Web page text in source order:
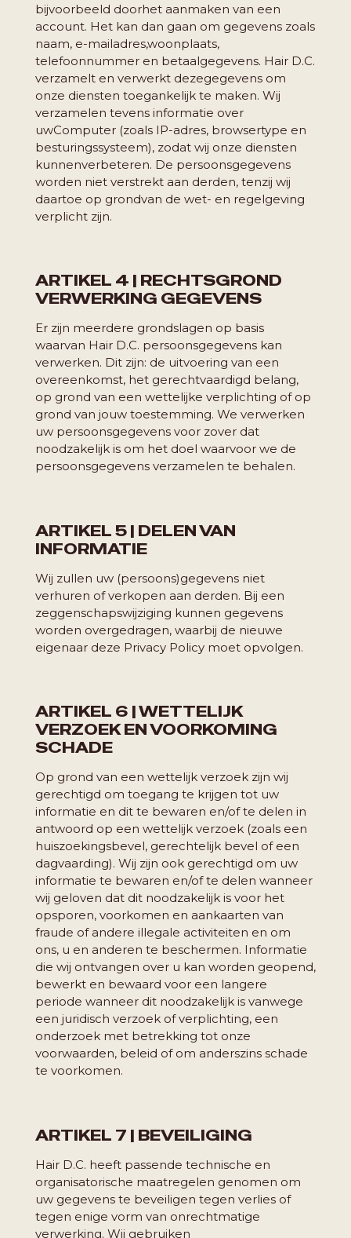
bijvoorbeeld doorhet aanmaken van een
account. Het kan dan gaan om gegevens zoals
naam, e-mailadres,woonplaats,
telefoonnummer en betaalgegevens. Hair D.C.
verzamelt en verwerkt dezegegevens om
onze diensten toegankelijk te maken. Wij
verzamelen tevens informatie over
uwComputer (zoals IP-adres, browsertype en
besturingssysteem), zodat wij onze diensten
kunnenverbeteren. De persoonsgegevens
worden niet verstrekt aan derden, tenzij wij
daartoe op grondvan de wet- en regelgeving
verplicht zijn.
ARTIKEL 4 | RECHTSGROND
VERWERKING GEGEVENS
Er zijn meerdere grondslagen op basis
waarvan Hair D.C. persoonsgegevens kan
verwerken. Dit zijn: de uitvoering van een
overeenkomst, het gerechtvaardigd belang,
op grond van een wettelijke verplichting of op
grond van jouw toestemming. We verwerken
uw persoonsgegevens voor zover dat
noodzakelijk is om het doel waarvoor we de
persoonsgegevens verzamelen te behalen.
ARTIKEL 5 | DELEN VAN
INFORMATIE
Wij zullen uw (persoons)gegevens niet
verhuren of verkopen aan derden. Bij een
zeggenschapswijziging kunnen gegevens
worden overgedragen, waarbij de nieuwe
eigenaar deze Privacy Policy moet opvolgen.
ARTIKEL 6 | WETTELIJK
VERZOEK EN VOORKOMING
SCHADE
Op grond van een wettelijk verzoek zijn wij
gerechtigd om toegang te krijgen tot uw
informatie en dit te bewaren en/of te delen in
antwoord op een wettelijk verzoek (zoals een
huiszoekingsbevel, gerechtelijk bevel of een
dagvaarding). Wij zijn ook gerechtigd om uw
informatie te bewaren en/of te delen wanneer
wij geloven dat dit noodzakelijk is voor het
opsporen, voorkomen en aankaarten van
fraude of andere illegale activiteiten en om
ons, u en anderen te beschermen. Informatie
die wij ontvangen over u kan worden geopend,
bewerkt en bewaard voor een langere
periode wanneer dit noodzakelijk is vanwege
een juridisch verzoek of verplichting, een
onderzoek met betrekking tot onze
voorwaarden, beleid of om anderszins schade
te voorkomen.
ARTIKEL 7 | BEVEILIGING
Hair D.C. heeft passende technische en
organisatorische maatregelen genomen om
uw gegevens te beveiligen tegen verlies of
tegen enige vorm van onrechtmatige
verwerking. Wij gebruiken